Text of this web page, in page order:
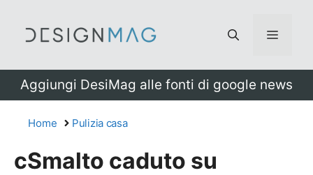
Menu
Aggiungi DesiMag alle fonti di google news
Home Pulizia casa
cSmalto caduto su